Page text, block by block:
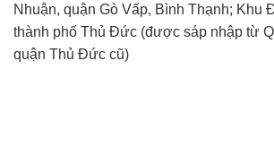
Nhuận, quận Gò Vấp, Bình Thạnh; Khu
thành phố Thủ Đức (được sáp nhập từ
quận Thủ Đức cũ)